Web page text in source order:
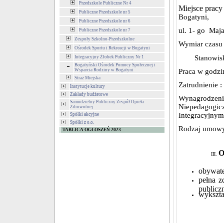
Przedszkole Publiczne Nr 4
Publiczne Przedszkole nr 5
Publiczne Przedszkole nr 6
Publiczne Przedszkole nr 7
Zespoły Szkolno-Przedszkolne
Ośrodek Sportu i Rekreacji w Bogatyni
Integracyjny Żłobek Publiczny Nr 1
Bogatyński Ośrodek Pomocy Społecznej i
Wsparcia Rodziny w Bogatyni
Straż Miejska
Instytucje kultury
Zakłady budżetowe
Samodzielny Publiczny Zespół Opieki
Zdrowotnej
Spółki akcyjne
Spółki z o.o.
TABLICA OGŁOSZEŃ 2023
Miejsce
Bogatyni,
ul. 1- go
Wymiar
Praca w
Zatrudnienie
Rodzaj
pełna